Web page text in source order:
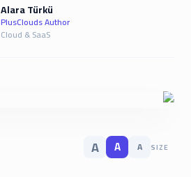
Alara Türkü
PlusClouds Author
Cloud & SaaS
SIZE
A
A
A